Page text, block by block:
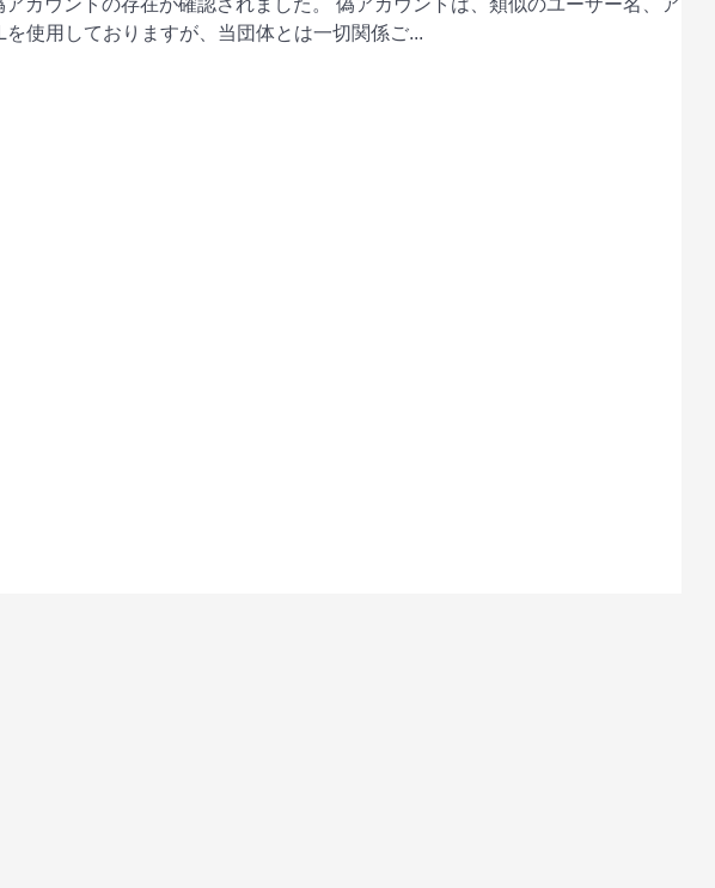
アカウントの存在が確認されました。 偽アカウントは、類似のユーザー名、アイ
を使用しておりますが、当団体とは一切関係ご...